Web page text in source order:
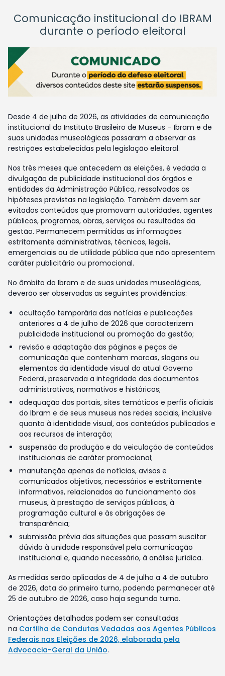
Comunicação institucional do IBRAM
durante o período eleitoral
Desde 4 de julho de 2026, as atividades de comunicação
institucional do Instituto Brasileiro de Museus – Ibram e de
suas unidades museológicas passaram a observar as
restrições estabelecidas pela legislação eleitoral.
Nos três meses que antecedem as eleições, é vedada a
divulgação de publicidade institucional dos órgãos e
entidades da Administração Pública, ressalvadas as
hipóteses previstas na legislação. Também devem ser
evitados conteúdos que promovam autoridades, agentes
públicos, programas, obras, serviços ou resultados da
gestão. Permanecem permitidas as informações
estritamente administrativas, técnicas, legais,
emergenciais ou de utilidade pública que não apresentem
caráter publicitário ou promocional.
No âmbito do Ibram e de suas unidades museológicas,
deverão ser observadas as seguintes providências:
ocultação temporária das notícias e publicações
anteriores a 4 de julho de 2026 que caracterizem
publicidade institucional ou promoção da gestão;
revisão e adaptação das páginas e peças de
comunicação que contenham marcas, slogans ou
elementos da identidade visual do atual Governo
Federal, preservada a integridade dos documentos
administrativos, normativos e históricos;
adequação dos portais, sites temáticos e perfis oficiais
do Ibram e de seus museus nas redes sociais, inclusive
quanto à identidade visual, aos conteúdos publicados e
aos recursos de interação;
suspensão da produção e da veiculação de conteúdos
institucionais de caráter promocional;
manutenção apenas de notícias, avisos e
comunicados objetivos, necessários e estritamente
informativos, relacionados ao funcionamento dos
museus, à prestação de serviços públicos, à
programação cultural e às obrigações de
transparência;
submissão prévia das situações que possam suscitar
dúvida à unidade responsável pela comunicação
institucional e, quando necessário, à análise jurídica.
As medidas serão aplicadas de 4 de julho a 4 de outubro
de 2026, data do primeiro turno, podendo permanecer até
25 de outubro de 2026, caso haja segundo turno.
Orientações detalhadas podem ser consultadas
na Cartilha de Condutas Vedadas aos Agentes Públicos
Federais nas Eleições de 2026, elaborada pela
Advocacia-Geral da União.